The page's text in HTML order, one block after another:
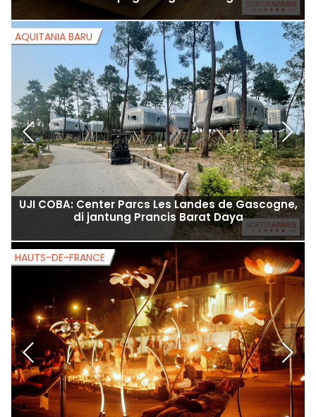
UJI COBA: Center Parcs Les Landes de Gascogne,
di jantung Prancis Barat Daya
AQUITANIA BARU
HAUTS-DE-FRANCE